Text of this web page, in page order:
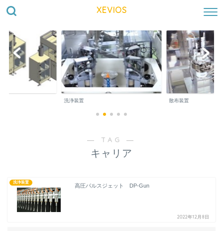
XEVIOS
洗浄装置 散布装置
― TAG ―
キャリア
洗浄装置
高圧パルスジェット DP-Gun
2022年12月8日